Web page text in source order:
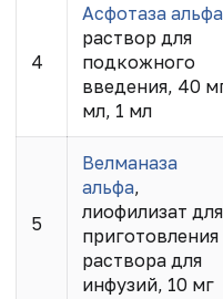
4
Асфотаза альфа
раствор для
подкожного
введения, 40
мл, 1 мл
5
Велманаза
альфа,
лиофилизат для
приготовления
раствора для
инфузий, 10 мг